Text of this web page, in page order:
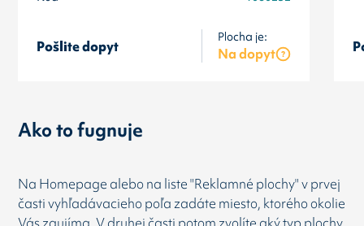
Pošlite dopyt
Plocha je:
Na dopyt
Ako to fugnuje
Na Homepage alebo na liste "Reklamné plochy" v prvej
časti vyhľadávacieho poľa zadáte miesto, ktorého okolie